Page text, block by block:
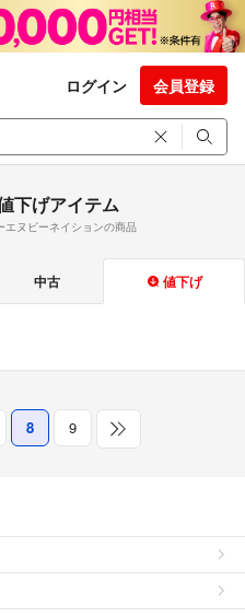
ログイン 会員登録
下げアイテム
エヌビーネイションの商品
中古 値下げ
8 9